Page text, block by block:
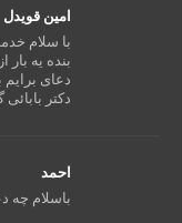
امین قویدل
با سلام
بنده یه
دعای برایم
دکتر
احمد
باسلام چه